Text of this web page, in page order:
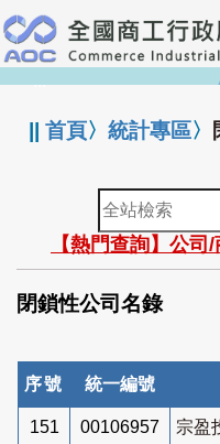
跳
到
主
要
:::
||首頁〉統計專區〉
全
站
檢
索
【熱門查詢】公
閉鎖性公司名錄
序號 統一編號
151 00106957 宗盈